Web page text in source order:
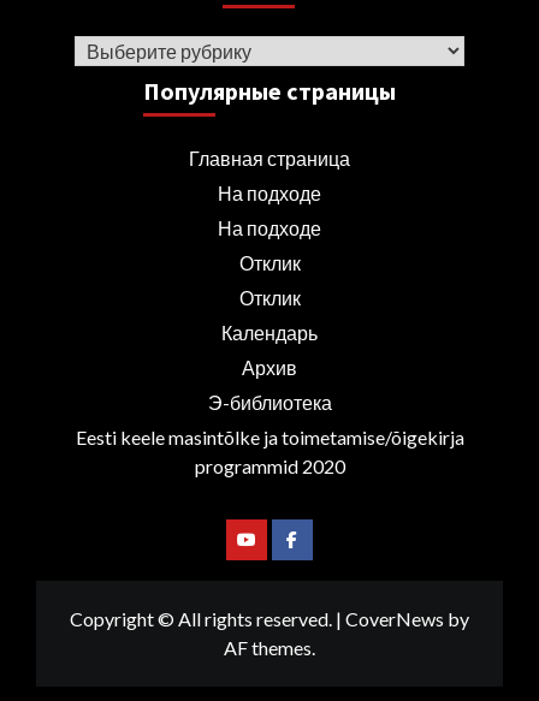
Рубрики
Популярные страницы
Главная страница
На подходе
На подходе
Отклик
Отклик
Календарь
Архив
Э-библиотека
Eesti keele masintõlke ja toimetamise/õigekirja
programmid 2020
YoutubeFacebook
Copyright © All rights reserved. | CoverNews by
AF themes.